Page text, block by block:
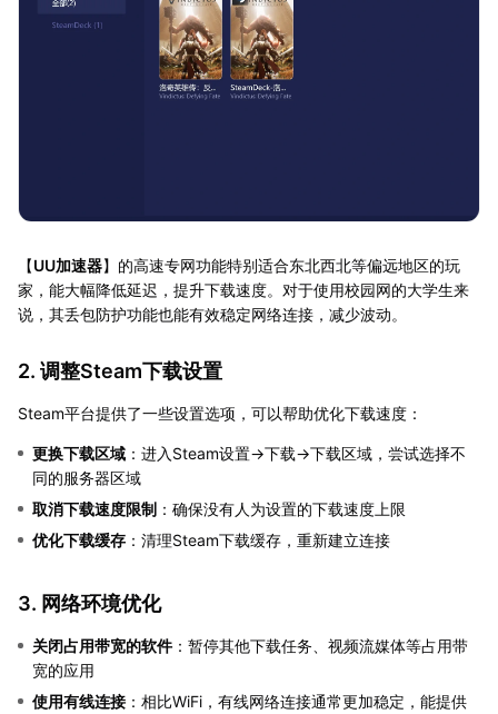
【UU加速器】的高速专网功能特别适合东北西北等偏远地区的玩
家，能大幅降低延迟，提升下载速度。对于使用校园网的大学生来
说，其丢包防护功能也能有效稳定网络连接，减少波动。
2. 调整Steam下载设置
Steam平台提供了一些设置选项，可以帮助优化下载速度：
更换下载区域 ：进入Steam设置→下载→下载区域，尝试选择不
同的服务器区域
取消下载速度限制 ：确保没有人为设置的下载速度上限
优化下载缓存 ：清理Steam下载缓存，重新建立连接
3. 网络环境优化
关闭占用带宽的软件：暂停其他下载任务、视频流媒体等占用带
宽的应用
使用有线连接 ：相比WiFi，有线网络连接通常更加稳定，能提供